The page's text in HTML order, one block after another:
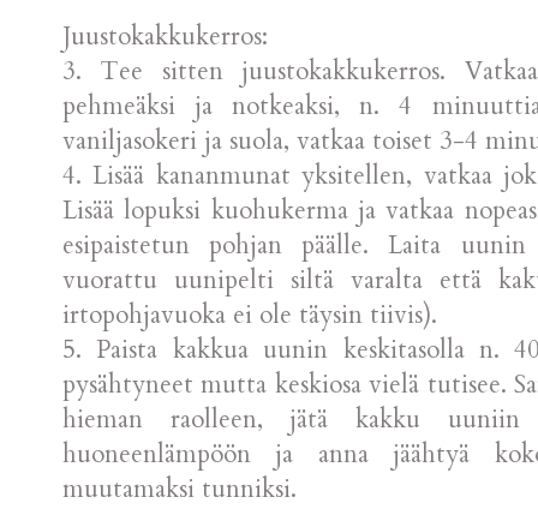
Juustokakkukerros:
3. Tee sitten juustokakkukerros.
pehmeäksi ja notkeaksi, n. 4
vaniljasokeri ja suola, vatkaa toiset 3-4
4. Lisää kananmunat yksitellen, vatkaa
Lisää lopuksi kuohukerma ja vatkaa
esipaistetun pohjan päälle. Laita
vuorattu uunipelti siltä varalta että
irtopohjavuoka ei ole täysin tiivis).
5. Paista kakkua uunin keskitasolla n.
pysähtyneet mutta keskiosa vielä tutisee.
hieman raolleen, jätä kakku
huoneenlämpöön ja anna jäähtyä
muutamaksi tunniksi.